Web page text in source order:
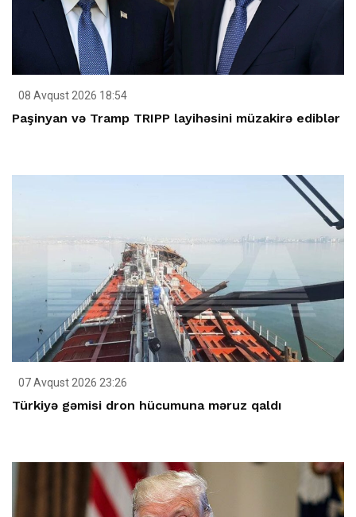
08 Avqust 2026 18:54
Paşinyan və Tramp TRIPP layihəsini müzakirə ediblər
07 Avqust 2026 23:26
Türkiyə gəmisi dron hücumuna məruz qaldı